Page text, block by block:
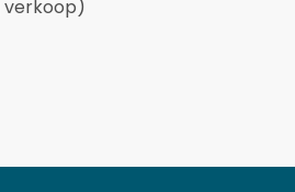
verkoop)